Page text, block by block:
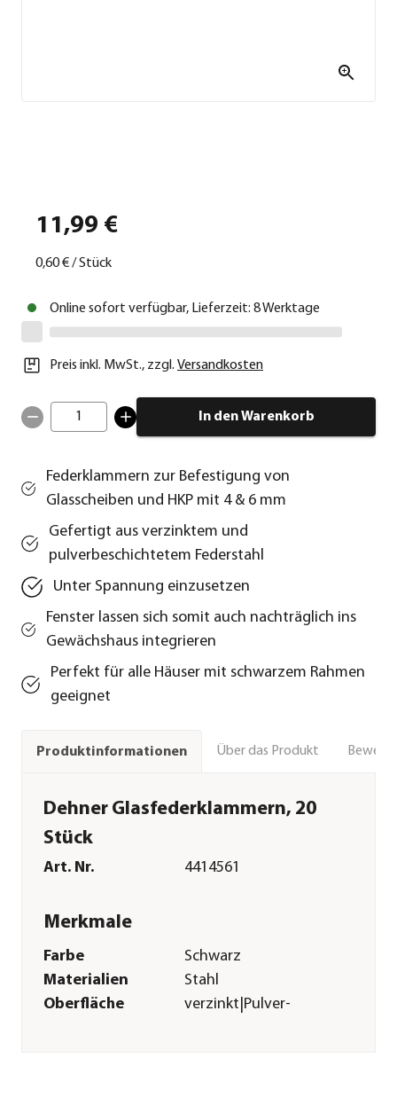
11,99 €
0,60 €/Stück
Online sofort verfügbar, Lieferzeit: 8 Werktage
Preis inkl. MwSt., zzgl. Versandkosten
1 In den Warenkorb
Federklammern zur Befestigung von
Glasscheiben und HKP mit 4 & 6 mm
Gefertigt aus verzinktem und
pulverbeschichtetem Federstahl
Unter Spannung einzusetzen
Fenster lassen sich somit auch nachträglich ins
Gewächshaus integrieren
Perfekt für alle Häuser mit schwarzem Rahmen
geeignet
Produktinformationen Über das Produkt
Dehner Glasfederklammern, 20
Stück
Art. Nr. 4414561
Merkmale
Farbe
Schwarz
Materialien
Stahl
Oberfläche
verzinkt|Pulver-